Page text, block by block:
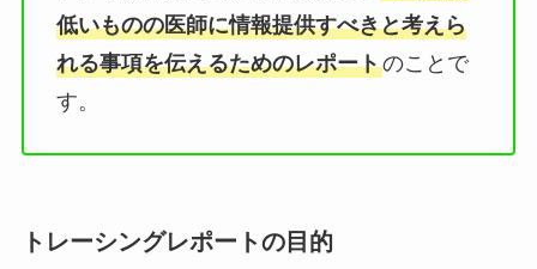
低いものの医師に情報提供すべきと考えら
れる事項を伝えるためのレポートのことで
す。
トレーシングレポートの目的